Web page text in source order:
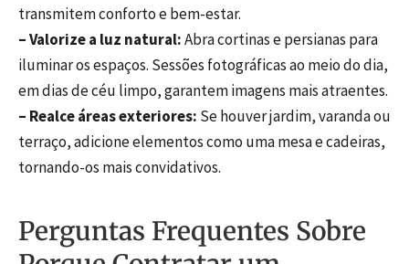
transmitem conforto e bem-estar.
– Valorize a luz natural:Abra cortinas e persianas para
iluminar os espaços. Sessões fotográficas ao meio do dia,
em dias de céu limpo, garantem imagens mais atraentes.
– Realce áreas exteriores: Se houver jardim, varanda ou
terraço, adicione elementos como uma mesa e cadeiras,
tornando-os mais convidativos.
Perguntas Frequentes Sobre